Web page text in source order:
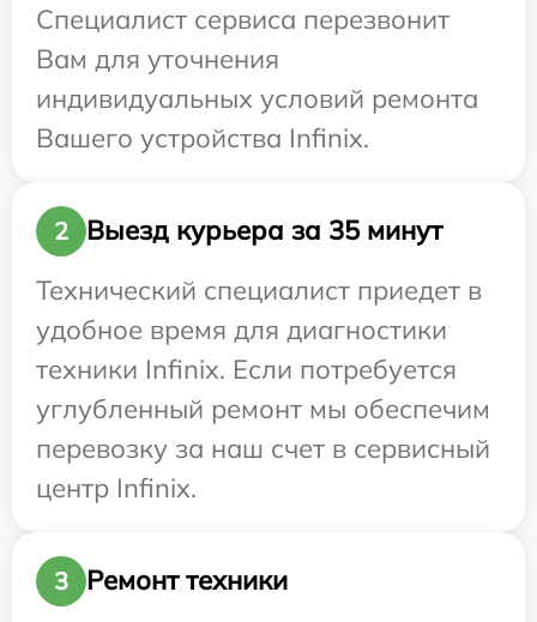
Специалист сервиса перезвонит
Вам для уточнения
индивидуальных условий ремонта
Вашего устройства Infinix.
2
Выезд курьера за 35 минут
Технический специалист приедет в
удобное время для диагностики
техники Infinix. Если потребуется
углубленный ремонт мы обеспечим
перевозку за наш счет в сервисный
центр Infinix.
3 Ремонт техники